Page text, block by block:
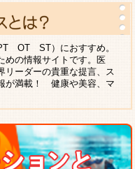
OT ST）におすすめ。
めの情報サイトです。医
リーダーの貴重な提言、ス
が満載！ 健康や美容、マ